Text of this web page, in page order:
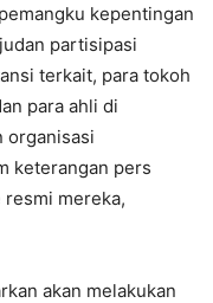
kepentingan
partisipasi
terkait, para tokoh
para ahli di
organisasi
keterangan pers
mereka,
akan melakukan